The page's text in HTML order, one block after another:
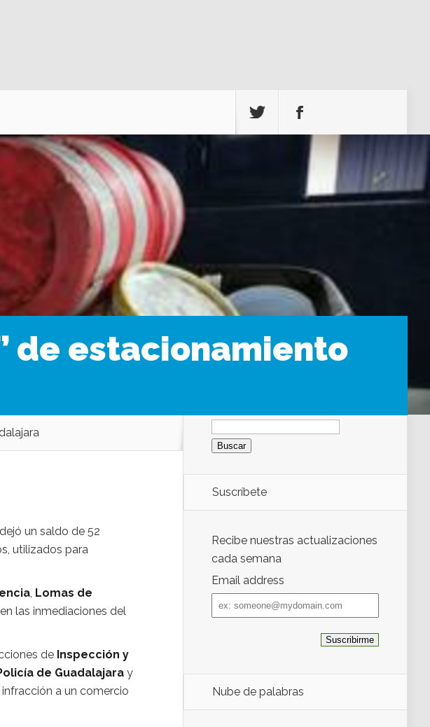
de estacionamiento
un saldo de 52
utilizados para
, Lomas de
las inmediaciones del
de Inspección y
de Guadalajara y
a un comercio
Buscar:
Suscríbete
Recibe nuestras actualizaciones
cada semana
Email address
Email
address
Nube de palabras